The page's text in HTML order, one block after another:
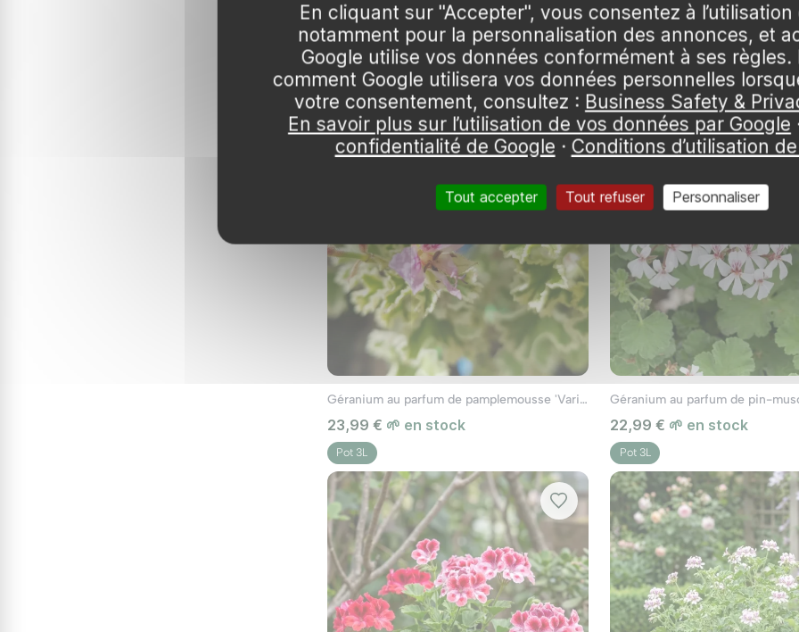
Géranium au parfum de menthe poivrée 'Lady plymouth'
22,99 €🌱 en stock
Pot 3L
Géranium au parfum de
22,99 €🌱 en stock
Pot 3L
Géranium au parfum de pamplemousse 'Variegatum'
23,99 € 🌱 en stock
Pot 3L
Géranium au parfum de pin-
22,99 € 🌱 en stock
Pot 3L
En cliquant sur "Accepter", vous consentez à l’utilisation
notamment pour la personnalisation des annonces, et
Google utilise vos données conformément à ses règles.
comment Google utilisera vos données personnelles
votre consentement, consultez : Business Safety &
En savoir plus sur l’utilisation de vos données par Google
confidentialité de Google · Conditions d’utilisation
Tout accepter Tout refuser Personnaliser